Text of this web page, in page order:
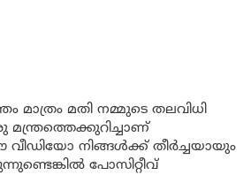
മാത്രം മതി നമ്മുടെ തലവിധി
നിങ്ങൾക്ക് തീർച്ചയായും
പോസിറ്റീവ്